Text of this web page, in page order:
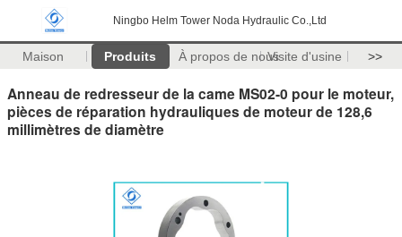
Ningbo Helm Tower Noda Hydraulic Co.,Ltd
Maison Produits À propos de nousVisite d'usine >>
Anneau de redresseur de la came MS02-0 pour le moteur,
pièces de réparation hydrauliques de moteur de 128,6
millimètres de diamètre